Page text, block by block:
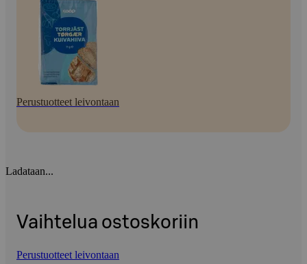
Perustuotteet leivontaan
Ladataan...
Vaihtelua ostoskoriin
Perustuotteet leivontaan